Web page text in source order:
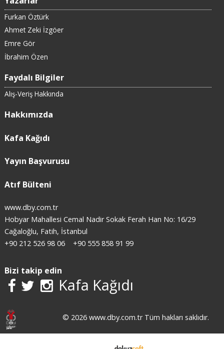
Furkan Öztürk
Ahmet Zeki İzgöer
Emre Gör
İbrahim Özen
Faydalı Bilgiler
Alış-Veriş Hakkında
Hakkımızda
Kafa Kağıdı
Yayın Başvurusu
Atıf Bülteni
www.dby.com.tr
Hobyar Mahallesi Cemal Nadir Sokak Ferah Han No: 16/29
Cağaloğlu, Fatih, İstanbul
+90 212 526 98 06
+90 555 858 91 99
Bizi takip edin
Kafa Kağıdı
© 2026 www.dby.com.tr Tüm hakları saklıdır.